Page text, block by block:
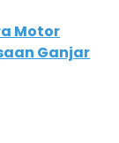
Motor
Ganjar